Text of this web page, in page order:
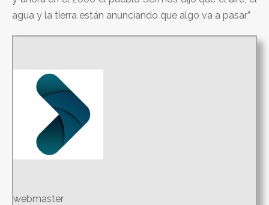
agua y la tierra están anunciando que algo va a pasar”
webmaster